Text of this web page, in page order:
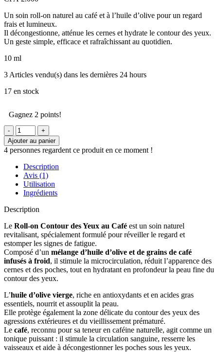
Un soin roll-on naturel au café et à l’huile d’olive pour un regard
frais et lumineux.
Il décongestionne, atténue les cernes et hydrate le contour des yeux.
Un geste simple, efficace et rafraîchissant au quotidien.
10 ml
3 Articles vendu(s) dans les dernières 24 hours
17 en stock
Gagnez 2 points!
quantité
de
Roll-
on
-
Contour
des
yeux
Café
Ajouter au panier
4 personnes regardent ce produit en ce moment !
Description
Avis (1)
Utilisation
Ingrédients
Description
Le Roll-on Contour des Yeux au Café est un soin naturel
revitalisant, spécialement formulé pour réveiller le regard et
estomper les signes de fatigue.
Composé d’un mélange d’huile d’olive et de grains de café
infusés à froid, il stimule la microcirculation, réduit l’apparence des
cernes et des poches, tout en hydratant en profondeur la peau fine du
contour des yeux.
L’huile d’olive vierge, riche en antioxydants et en acides gras
essentiels, nourrit et assouplit la peau.
Elle protège également la zone délicate du contour des yeux des
agressions extérieures et du vieillissement prématuré.
Le café, reconnu pour sa teneur en caféine naturelle, agit comme un
tonique puissant : il stimule la circulation sanguine, resserre les
vaisseaux et aide à décongestionner les poches sous les yeux.